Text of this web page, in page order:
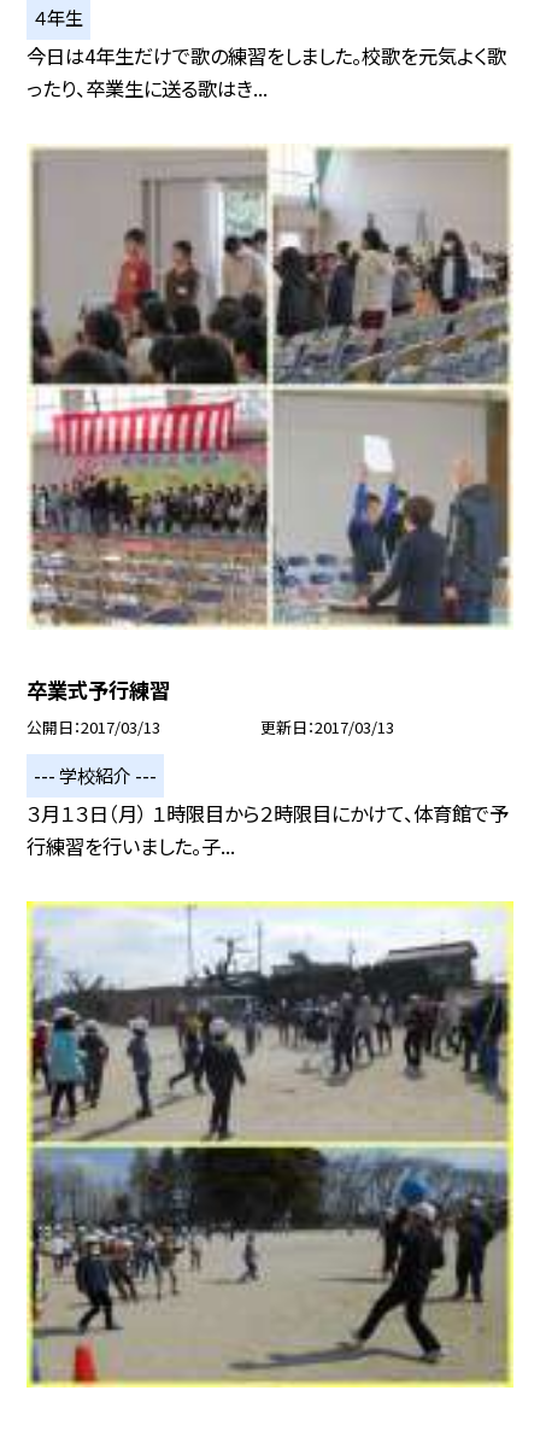
４年生
今日は4年生だけで歌の練習をしました。校歌を元気よく歌
ったり、卒業生に送る歌はき...
卒業式予行練習
公開日 2017/03/13 更新日 2017/03/13
--- 学校紹介 ---
３月１３日（月） １時限目から２時限目にかけて、体育館で予
行練習を行いました。子...